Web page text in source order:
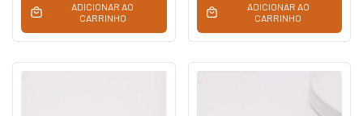
ADICIONAR AO
CARRINHO
ADICIONAR AO
CARRINHO